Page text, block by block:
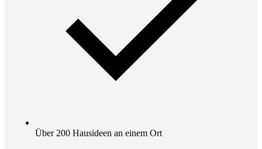
Über 200 Hausideen an einem Ort